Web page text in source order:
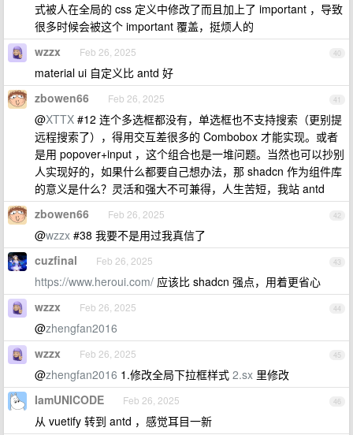
式被人在全局的 css 定义中修改了而且加上了 important ，导致
很多时候会被这个 important 覆盖，挺烦人的
40
wzzx Feb 26, 2025
material ui 自定义比 antd 好
41
zbowen66 Feb 26, 2025
@XTTX #12 连个多选框都没有，单选框也不支持搜索（更别提
远程搜索了），得用交互差很多的 Combobox 才能实现。或者
是用 popover+input ，这个组合也是一堆问题。当然也可以抄别
人实现好的，如果什么都要自己想办法，那 shadcn 作为组件库
的意义是什么？灵活和强大不可兼得，人生苦短，我站 antd
42
zbowen66 Feb 26, 2025
@wzzx #38 我要不是用过我真信了
43
cuzfinal Feb 26, 2025
https://www.heroui.com/ 应该比 shadcn 强点，用着更省心
44
wzzx Feb 26, 2025
@zhengfan2016
45
wzzx Feb 26, 2025
@zhengfan2016 1.修改全局下拉框样式 2.sx 里修改
46
IamUNICODE Feb 26, 2025
从 vuetify 转到 antd ，感觉耳目一新